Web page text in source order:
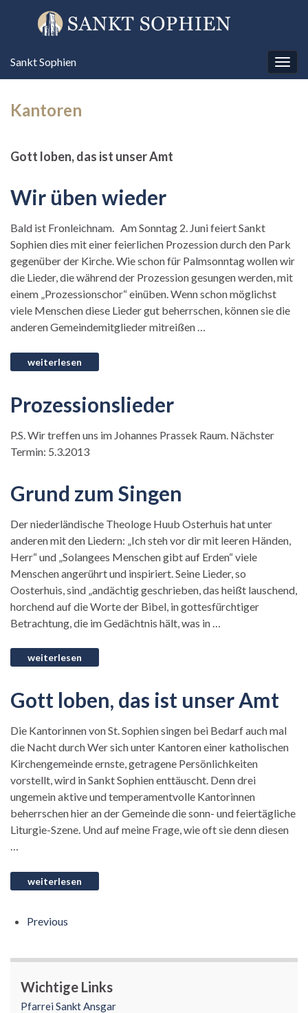
Sankt Sophien
Kantoren
Gott loben, das ist unser Amt
Wir üben wieder
Bald ist Fronleichnam. Am Sonntag 2. Juni feiert Sankt
Sophien dies mit einer feierlichen Prozession durch den Park
gegenüber der Kirche. Wie schon für Palmsonntag wollen wir
die Lieder, die während der Prozession gesungen werden, mit
einem „Prozessionschor“ einüben. Wenn schon möglichst
viele Menschen diese Lieder gut beherrschen, können sie die
anderen Gemeindemitglieder mitreißen …
Prozessionslieder
P.S. Wir treffen uns im Johannes Prassek Raum. Nächster
Termin: 5.3.2013
Grund zum Singen
Der niederländische Theologe Huub Osterhuis hat unter
anderen mit den Liedern: „Ich steh vor dir mit leeren Händen,
Herr“ und „Solangees Menschen gibt auf Erden“ viele
Menschen angerührt und inspiriert. Seine Lieder, so
Oosterhuis, sind „andächtig geschrieben, das heißt lauschend,
horchend auf die Worte der Bibel, in gottesfürchtiger
Betrachtung, die im Gedächtnis hält, was in …
Gott loben, das ist unser Amt
Die Kantorinnen von St. Sophien singen bei Bedarf auch mal
die Nacht durch Wer sich unter Kantoren einer katholischen
Kirchengemeinde ernste, getragene Persönlichkeiten
vorstellt, wird in Sankt Sophien enttäuscht. Denn drei
ungemein aktive und temperamentvolle Kantorinnen
beherrschen hier an der Gemeinde die sonn- und feiertägliche
Liturgie-Szene. Und auf meine Frage, wie oft sie denn diesen
…
Previous
Wichtige Links
Pfarrei Sankt Ansgar